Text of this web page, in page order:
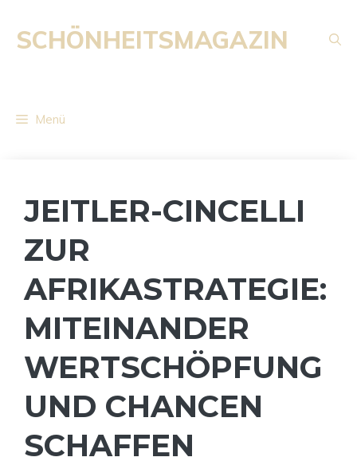
Inhalt
springen
SCHÖNHEITSMAGAZIN
Menü
JEITLER-CINCELLI
ZUR
AFRIKASTRATEGIE:
MITEINANDER
WERTSCHÖPFUNG
UND CHANCEN
SCHAFFEN